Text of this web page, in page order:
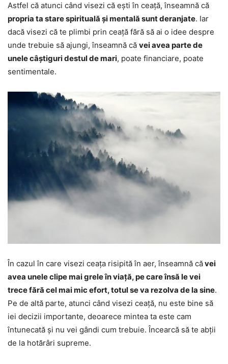
Astfel că atunci când visezi că ești în ceață, înseamnă că
propria ta stare spirituală și mentală sunt deranjate. Iar
dacă visezi că te plimbi prin ceață fără să ai o idee despre
unde trebuie să ajungi, înseamnă că vei avea parte de
unele câștiguri destul de mari, poate financiare, poate
sentimentale.
În cazul în care visezi ceața risipită în aer, înseamnă căvei
avea unele clipe mai grele în viață, pe care însă le vei
trece fără cel mai mic efort, totul se va rezolva de la sine.
Pe de altă parte, atunci când visezi ceață, nu este bine să
iei decizii importante, deoarece mintea ta este cam
întunecată și nu vei gândi cum trebuie. Încearcă să te abții
de la hotărâri supreme.